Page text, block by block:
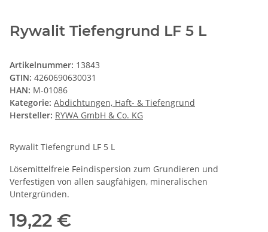
Rywalit Tiefengrund LF 5 L
Artikelnummer: 13843
GTIN: 4260690630031
HAN: M-01086
Kategorie: Abdichtungen, Haft- & Tiefengrund
Hersteller: RYWA GmbH & Co. KG
Rywalit Tiefengrund LF 5 L
Lösemittelfreie Feindispersion zum Grundieren und
Verfestigen von allen saugfähigen, mineralischen
Untergründen.
19,22 €